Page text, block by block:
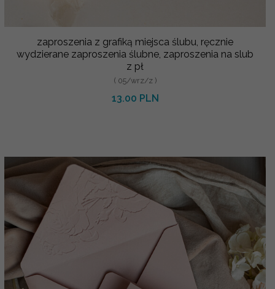
zaproszenia z grafiką miejsca ślubu, ręcznie
wydzierane zaproszenia ślubne, zaproszenia na slub
z pł
( 05/wrz/z )
13.00 PLN